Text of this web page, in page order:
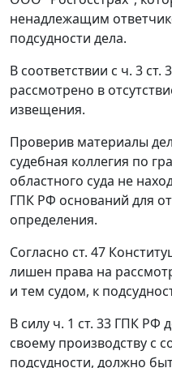
ненадлежащим
подсудности дела.
В соответствии с ч. 3 ст.
рассмотрено в
извещения.
Проверив материалы
судебная коллегия по
областного суда не
ГПК РФ оснований для
определения.
Согласно ст. 47
лишен права на
и тем судом, к
В силу ч. 1 ст. 33 ГПК РФ
своему производству с
подсудности, должно